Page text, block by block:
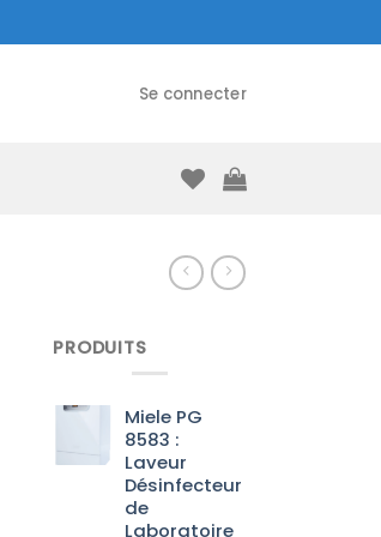
Se connecter
PRODUITS
Miele PG
8583 :
Laveur
Désinfecteur
de
Laboratoire